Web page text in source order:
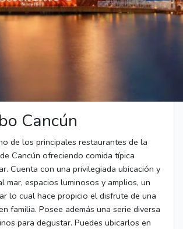
Cancún
de los principales restaurantes de la
Cancún ofreciendo comida típica
Cuenta con una privilegiada ubicación y
mar, espacios luminosos y amplios, un
lo cual hace propicio el disfrute de una
familia. Posee además una serie diversa
para degustar. Puedes ubicarlos en